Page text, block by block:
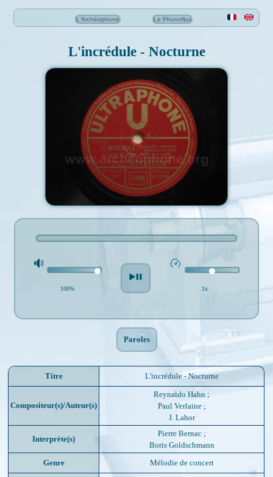
L'Archéophone Le Phonoflux
L'incrédule - Nocturne
100% 1x
Paroles
Titre L'incrédule - Nocturne
Compositeur(s)/Auteur(s)
Reynaldo Hahn ;
Paul Verlaine ;
J. Lahor
Interprète(s)
Pierre Bernac ;
Boris Goldschmann
Genre
Mélodie de concert